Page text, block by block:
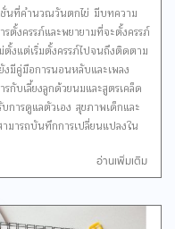
อกการติดต่อ แบบข้อความ การ
ดช่องทางการติดต่อแบบไหน
อมูลไว้บนคลาวด์ช่วยให้ข้อมูลไม่
ผลการรักษา ผลเอกซ์เรย์ หรือ
งข้อมูลทางการแพทย์ ถือว่าเป็น
าน้ำมันในการเดินทาง และยังได้
น์โหลดมาใช้กันได้ฟรีทั้งระบบ
ำนวณวันตกไข่ มีบทความ
รตั้งครรภ์และพยายามที่จะตั้งครรภ์
งแต่เริ่มตั้งครรภ์ไปจนถึงติดตาม
มีคู่มือการนอนหลับและเพลง
กับเลี้ยงลูกด้วยนมและสูตรเคล็ด
การดูแลตัวเอง สุขภาพเด็กและ
มารถบันทึกการเปลี่ยนแปลงใน
ณแม่ในระหว่างการตั้งครรภ์
และคำแนะนำในการดูแลสุขภาพ
ภาพการเจริญเติบโตของเด็กใน
อ่านเพิ่มเติม